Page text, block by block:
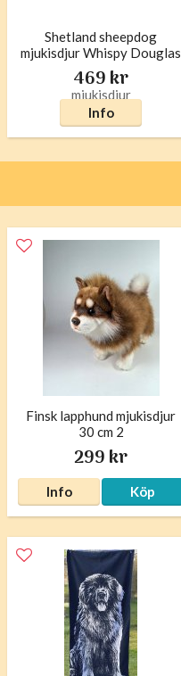
Shetland sheepdog
mjukisdjur Whispy Douglas
469 kr
Info
Finsk lapphund mjukisdjur
30 cm 2
299 kr
Info Köp